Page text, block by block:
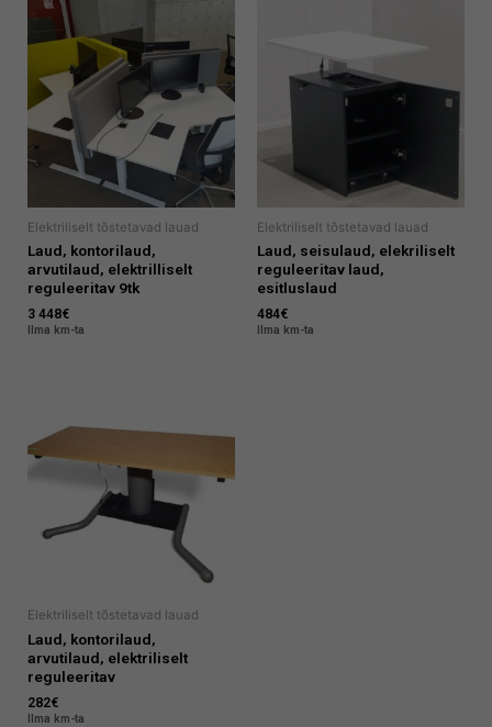
Elektriliselt tõstetavad lauad
Laud, kontorilaud,
arvutilaud, elektrilliselt
reguleeritav 9tk
3 448€
Ilma km-ta
Elektriliselt tõstetavad lauad
Laud, seisulaud, elekriliselt
reguleeritav laud,
esitluslaud
484€
Ilma km-ta
Elektriliselt tõstetavad lauad
Laud, kontorilaud,
arvutilaud, elektriliselt
reguleeritav
282€
Ilma km-ta